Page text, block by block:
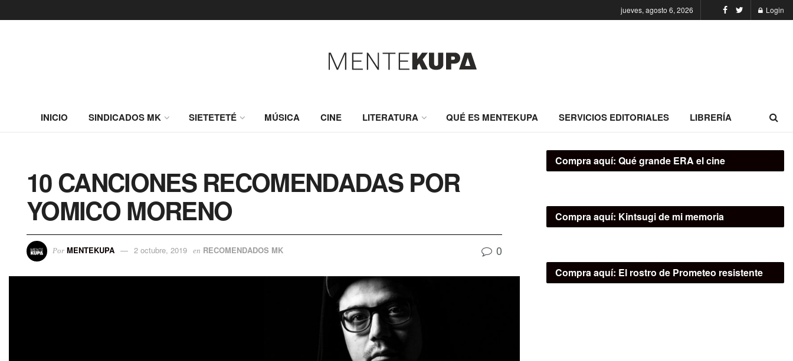
jueves, agosto 6, 2026 Login
INICIO SINDICADOS MK SIETETETÉ MÚSICA CINE LITERATURA QUÉ ES MENTEKUPA SERVICIOS EDITORIALES LIBRERÍA
10 CANCIONES RECOMENDADAS POR
YOMICO MORENO
Por MENTEKUPA 2 octubre, 2019 en RECOMENDADOS MK 0
Compra aquí: Qué grande ERA el cine
Compra aquí: Kintsugi de mi memoria
Compra aquí: El rostro de Prometeo resistente